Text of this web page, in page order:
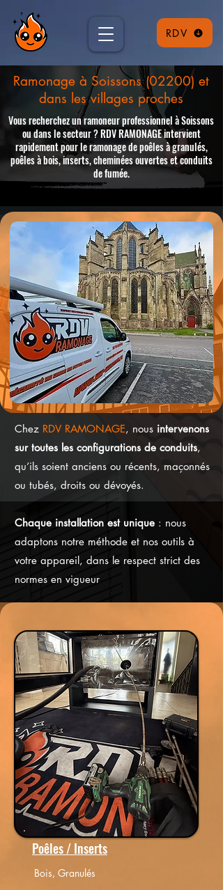
RDV
Ramonage à Soissons (02200) et
dans les villages proches
Vous recherchez un ramoneur professionnel à Soissons
ou dans le secteur ? RDV RAMONAGE intervient
rapidement pour le ramonage de poêles à granulés,
poêles à bois, inserts, cheminées ouvertes et conduits
de fumée.
Chez RDV RAMONAGE, nous intervenons
sur toutes les configurations de conduits,
qu’ils soient anciens ou récents, maçonnés
ou tubés, droits ou dévoyés.
Chaque installation est unique : nous
adaptons notre méthode et nos outils à
votre appareil, dans le respect strict des
normes en vigueur
Propreté assurée
Respect strict des normes
Poêles / Inserts
Bois, Granulés